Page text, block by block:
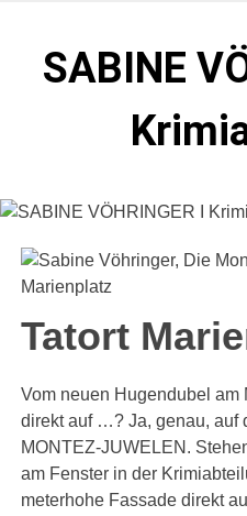
springenSABINE
Vordergrund steht. Spielen
Tatort
Vom neuen Hugendubel am
direkt auf …? Ja, genau, auf
MONTEZ-JUWELEN.
am Fenster in der
meterhohe Fassade direkt